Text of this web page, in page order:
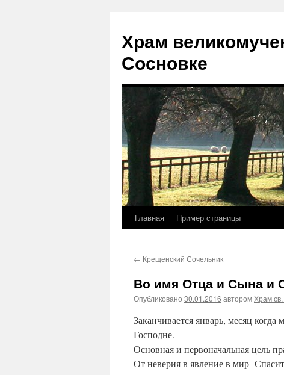
Храм
Сосновке
Перейти
содержимому
Главная Пример страницы
← Крещенский Сочельник
Во имя Отца и Сына и
Опубликовано 30.01.2016 авторомХрам
Заканчивается январь, месяц
Основная и первоначальная цель
От неверия в явление в мир